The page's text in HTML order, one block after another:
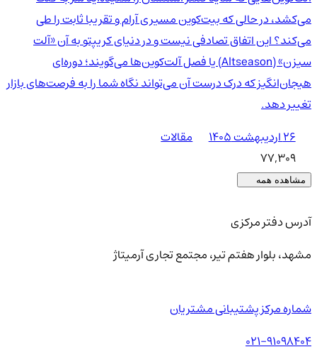
می‌کشد، در حالی که بیت‌کوین مسیری آرام و تقریبا ثابت را طی
می‌کند؟ این اتفاق تصادفی نیست و در دنیای کریپتو به آن «آلت
سیزن» (Altseason) یا فصل آلت‌کوین‌ها می‌گویند؛ دوره‌ای
هیجان‌انگیز که درک درست آن می‌تواند نگاه شما را به فرصت‌های بازار
تغییر دهد.
۲۶ اردیبهشت ۱۴۰۵
مقالات
77,309
مشاهده همه
آدرس دفتر مرکزی
مشهد، بلوار هفتم تیر، مجتمع تجاری آرمیتاژ
شماره مرکز پشتیبانی مشتریان
021-91098404